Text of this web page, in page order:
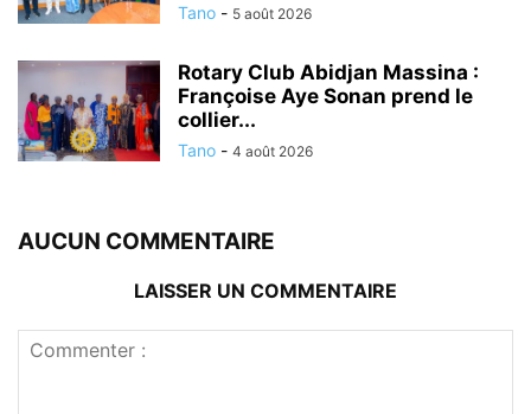
Tano - 5 août 2026
Rotary Club Abidjan Massina :
Françoise Aye Sonan prend le
collier...
Tano - 4 août 2026
AUCUN COMMENTAIRE
LAISSER UN COMMENTAIRE